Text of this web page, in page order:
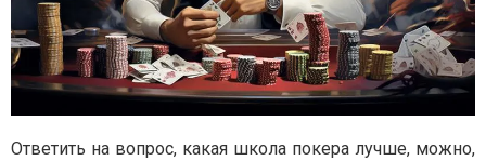
Ответить на вопрос, какая школа покера лучше, можно,